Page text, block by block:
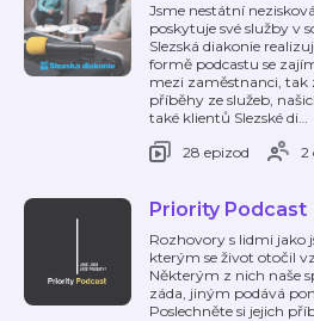
Jsme nestátní
poskytuje své služby v
Slezská diakonie
formě podcastu se
mezi zaměstnanci, tak
příběhy ze služeb,
také klientů Slezské di…
28 epizod
2
Priority Podcast
Rozhovory s lidmi jako
kterým se život otočil
Některým z nich naše
záda, jiným podává
Poslechněte si jejich